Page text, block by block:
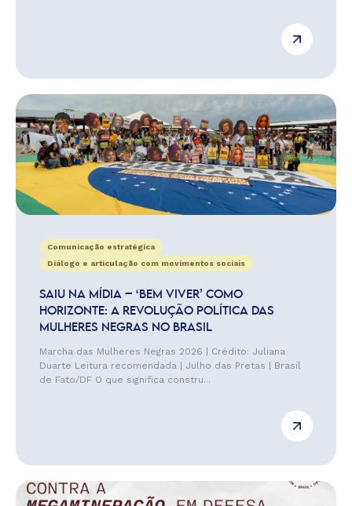
Comunicação estratégica
Diálogo e articulação com movimentos sociais
SAIU NA MÍDIA – ‘BEM VIVER’ COMO
HORIZONTE: A REVOLUÇÃO POLÍTICA DAS
MULHERES NEGRAS NO BRASIL
Marcha das Mulheres Negras 2026 | Crédito: Juliana
Duarte Leitura recomendada | Julho das Pretas | Brasil
de Fato/DF O que significa constru...